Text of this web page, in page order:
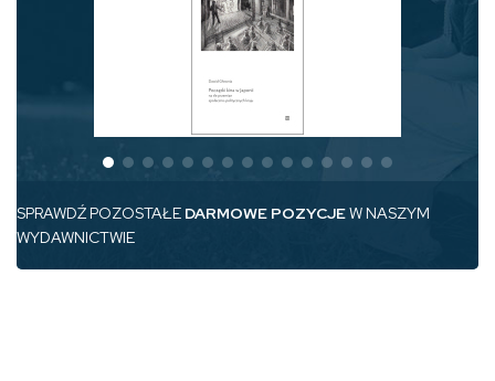
SPRAWDŹ POZOSTAŁE DARMOWE POZYCJEW NASZYM
WYDAWNICTWIE